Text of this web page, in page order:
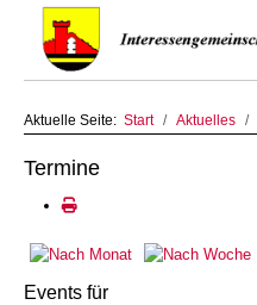
Aktuelle Seite: Start Aktuelles
Termine
Events für